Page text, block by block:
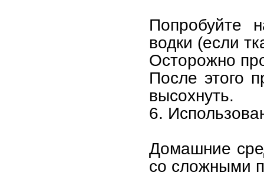
Попробуйте
водки (если
Осторожно
После этого
высохнуть.
6.
Домашние
со сложными